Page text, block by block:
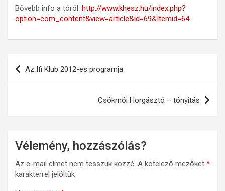
Bővebb info a tóról: http://www.khesz.hu/index.php?
option=com_content&view=article&id=69&Itemid=64
Bejegyzés
navigáció
Az Ifi Klub 2012-es programja
Csökmöi Horgásztó – tónyitás
Vélemény, hozzászólás?
Az e-mail címet nem tesszük közzé. A kötelező mezőket *
karakterrel jelöltük